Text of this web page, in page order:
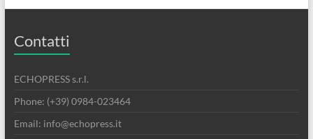
Contatti
ECHOPRESS s.r.l.
Phone: (+39) 0984-023464
Email: info@echopress.it